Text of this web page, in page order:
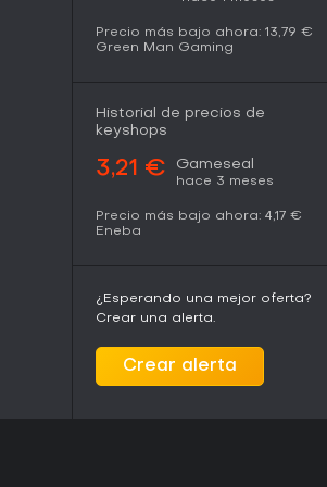
El juego sigue disponible en PC sin
manteniendo su enfoque original en el
Precio más bajo ahora: 13,79 €
Green Man Gaming
Historial de precios de
keyshops
3,21 € Gameseal
hace 3 meses
Precio más bajo ahora: 4,17 €
Eneba
¿Esperando una mejor oferta?
Crear una alerta.
Crear alerta